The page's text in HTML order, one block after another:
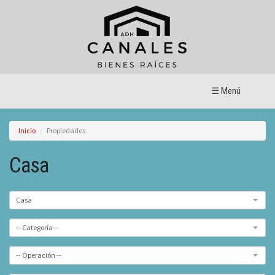
☰ Menú
Inicio Propiedades
Casa
Casa
-- Categoría --
-- Operación --